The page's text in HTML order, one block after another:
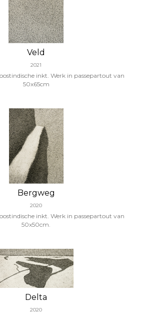
Veld
2021
inkt. Werk in passepartout van
50x65cm
Bergweg
2020
inkt. Werk in passepartout van
50x50cm.
Delta
2020